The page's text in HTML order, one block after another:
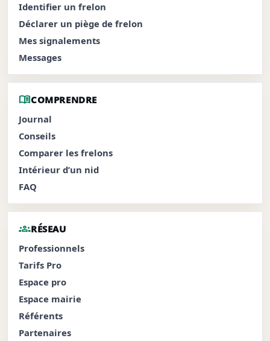
Identifier un frelon
Déclarer un piège de frelon
Mes signalements
Messages
menu_bookCOMPRENDRE
Journal
Conseils
Comparer les frelons
Intérieur d’un nid
FAQ
groupsRÉSEAU
Professionnels
Tarifs Pro
Espace pro
Espace mairie
Référents
Partenaires